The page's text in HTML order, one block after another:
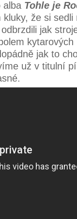
alba Tohle je
že si sedli
jak
kytarových
jak to
už v titulní